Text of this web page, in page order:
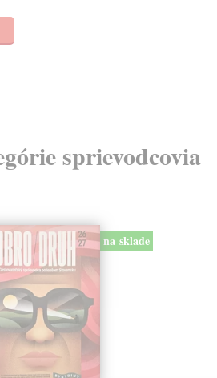
sprievodcovia
na sklade